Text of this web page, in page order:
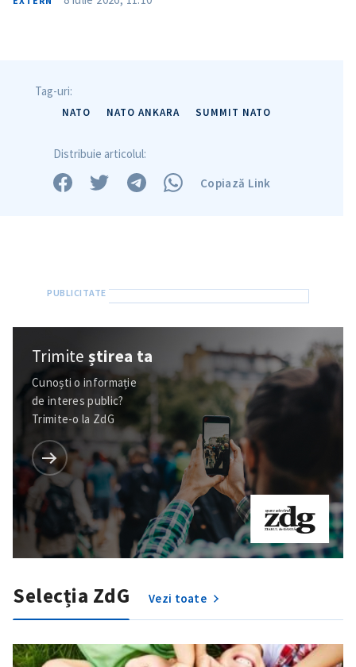
Tag-uri:
NATO NATO ANKARA SUMMIT NATO
Distribuie articolul:
Copiază Link
Trimiteștirea ta
Cunoști o informație
de interes public?
Trimite-o la ZdG
Selecția ZdG Vezi toate